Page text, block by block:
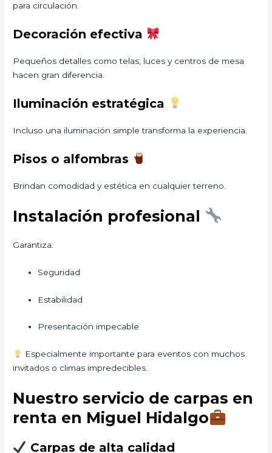
para circulación.
Decoración efectiva
Pequeños detalles como telas, luces y centros de mesa
hacen gran diferencia.
Iluminación estratégica
Incluso una iluminación simple transforma la experiencia.
Pisos o alfombras
Brindan comodidad y estética en cualquier terreno.
Instalación profesional
Garantiza:
Seguridad
Estabilidad
Presentación impecable
Especialmente importante para eventos con muchos
invitados o climas impredecibles.
Nuestro servicio de carpas en
renta en Miguel Hidalgo
Carpas de alta calidad